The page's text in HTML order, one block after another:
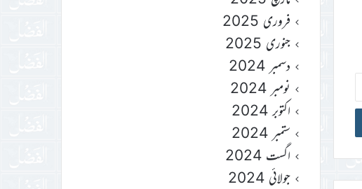
فروری 2025
جنوری 2025
دسمبر 2024
نومبر 2024
اکتوبر 2024
ستمبر 2024
اگست 2024
جولائی 2024